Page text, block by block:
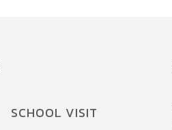
SCHOOL VISIT